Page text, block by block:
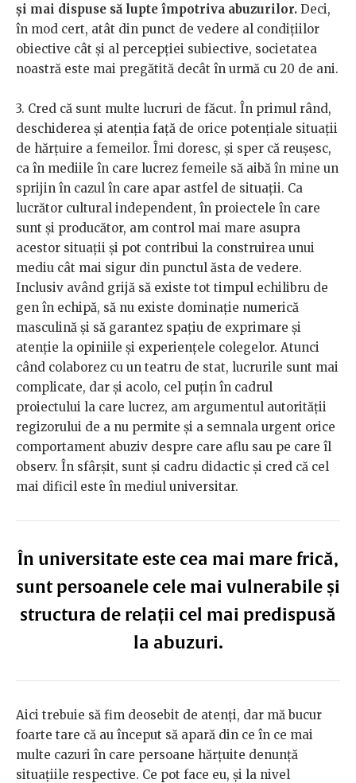
și mai dispuse să lupte împotriva abuzurilor. Deci,
în mod cert, atât din punct de vedere al condițiilor
obiective cât și al percepției subiective, societatea
noastră este mai pregătită decât în urmă cu 20 de ani.
3. Cred că sunt multe lucruri de făcut. În primul rând,
deschiderea și atenția față de orice potențiale situații
de hărțuire a femeilor. Îmi doresc, și sper că reușesc,
ca în mediile în care lucrez femeile să aibă în mine un
sprijin în cazul în care apar astfel de situații. Ca
lucrător cultural independent, în proiectele în care
sunt și producător, am control mai mare asupra
acestor situații și pot contribui la construirea unui
mediu cât mai sigur din punctul ăsta de vedere.
Inclusiv având grijă să existe tot timpul echilibru de
gen în echipă, să nu existe dominație numerică
masculină și să garantez spațiu de exprimare și
atenție la opiniile și experiențele colegelor. Atunci
când colaborez cu un teatru de stat, lucrurile sunt mai
complicate, dar și acolo, cel puțin în cadrul
proiectului la care lucrez, am argumentul autorității
regizorului de a nu permite și a semnala urgent orice
comportament abuziv despre care aflu sau pe care îl
observ. În sfârșit, sunt și cadru didactic și cred că cel
mai dificil este în mediul universitar.
În universitate este cea mai mare frică,
sunt persoanele cele mai vulnerabile și
structura de relații cel mai predispusă
la abuzuri.
Aici trebuie să fim deosebit de atenți, dar mă bucur
foarte tare că au început să apară din ce în ce mai
multe cazuri în care persoane hărțuite denunță
situațiile respective. Ce pot face eu, și la nivel